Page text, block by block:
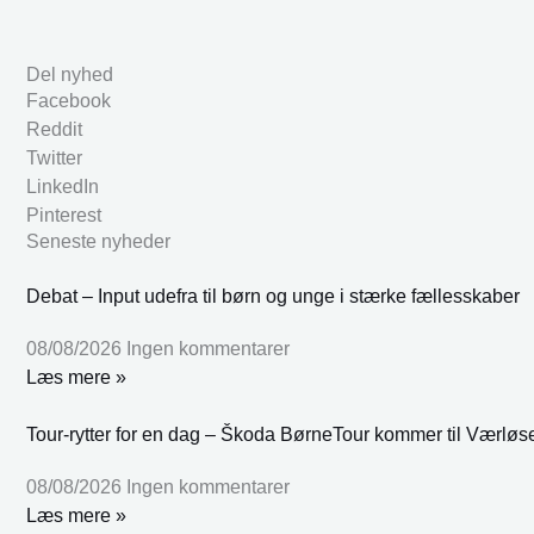
Del nyhed
Facebook
Reddit
Twitter
LinkedIn
Pinterest
Seneste nyheder
Debat – Input udefra til børn og unge i stærke fællesskaber
08/08/2026 Ingen kommentarer
Læs mere »
Tour-rytter for en dag – Škoda BørneTour kommer til
08/08/2026 Ingen kommentarer
Læs mere »